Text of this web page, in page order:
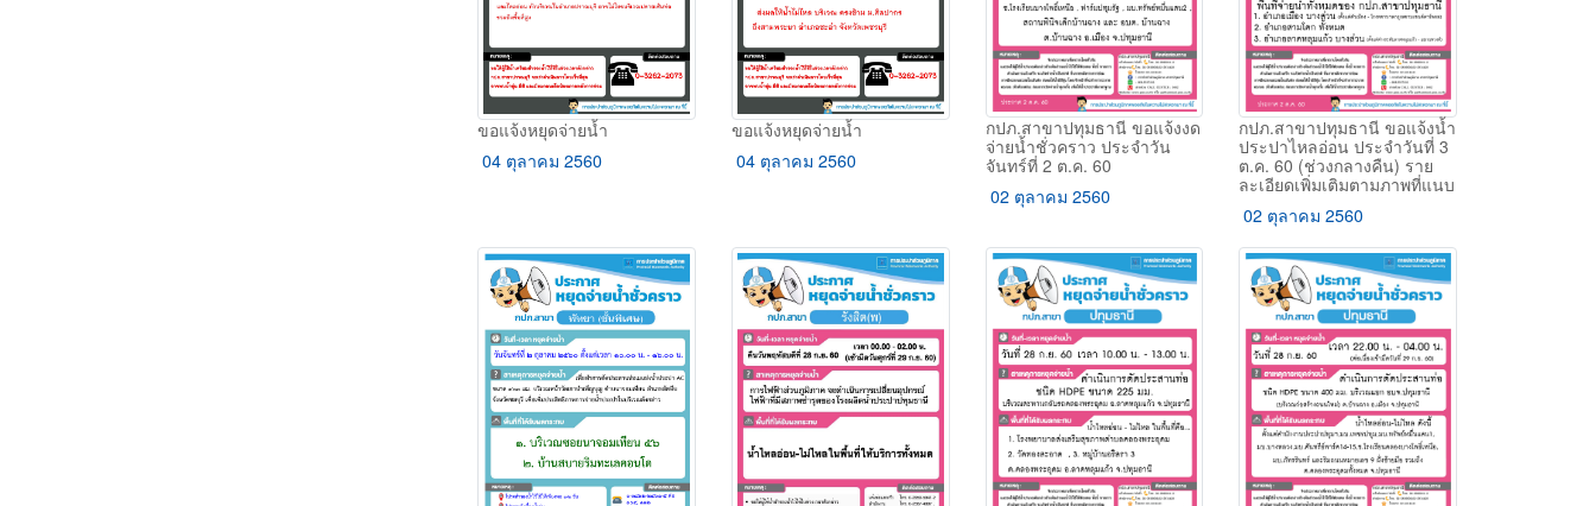
ขอแจ้งหยุดจ่ายน้ำ
04 ตุลาคม 2560
ขอแจ้งหยุดจ่ายน้ำ
04 ตุลาคม 2560
กปภ.สาขาปทุมธานี ขอแจ้งงด
จ่ายน้ำชั่วคราว ประจำวัน
จันทร์ที่ 2 ต.ค. 60
02 ตุลาคม 2560
กปภ.สาขาปทุมธานี ขอแจ้งน้ำ
ประปาไหลอ่อน ประจำวันที่ 3
ต.ค. 60 (ช่วงกลางคืน) ราย
ละเอียดเพิ่มเติมตามภาพที่แนบ
02 ตุลาคม 2560